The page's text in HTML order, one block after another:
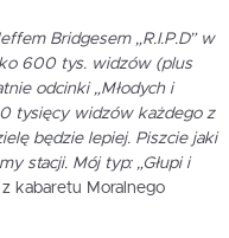
Bridgesem „R.I.P.D” w
600 tys. widzów (plus
odcinki „Młodych i
tysięcy widzów każdego z
będzie lepiej. Piszcie jaki
stacji. Mój typ: „Głupi i
kabaretu Moralnego